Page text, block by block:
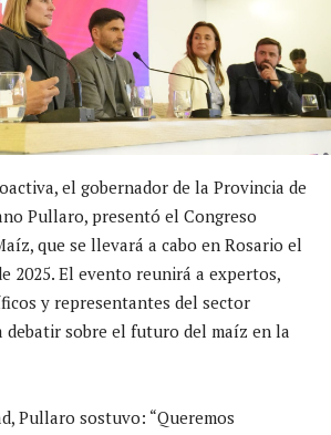
el gobernador de la Provincia de
Pullaro, presentó el Congreso
que se llevará a cabo en Rosario el
2025. El evento reunirá a expertos,
y representantes del sector
sobre el futuro del maíz en la
Pullaro sostuvo: “Queremos